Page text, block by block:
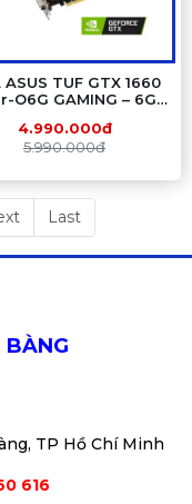
ASUS TUF GTX 1660
O6G GAMING – 6GB
4.990.000đ
5.990.000đ
Last
BÀNG
TP Hồ Chí Minh
616